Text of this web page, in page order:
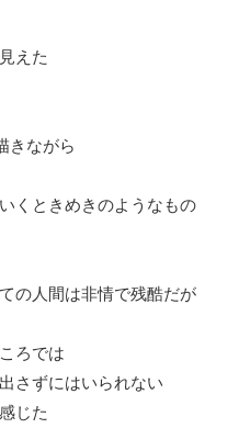
えた
きながら
くときめきのようなもの
の人間は非情で残酷だが
ろでは
さずにはいられない
じた